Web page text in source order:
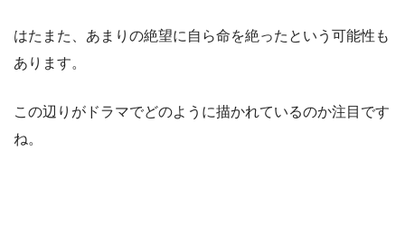
はたまた、あまりの絶望に自ら命を絶ったという可能性も
あります。
この辺りがドラマでどのように描かれているのか注目です
ね。